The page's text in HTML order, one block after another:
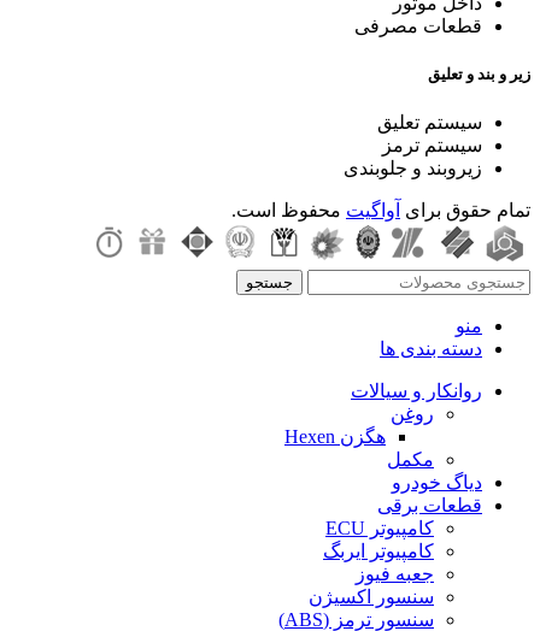
قطعات مصرفی
زیر و بند و تعلیق
سیستم تعلیق
سیستم ترمز
زیروبند و جلوبندی
تمام حقوق برای آواگیت محفوظ است.
جستجو
منو
دسته بندی ها
روانکار و سیالات
روغن
هگزن Hexen
مکمل
دیاگ خودرو
قطعات برقی
کامپیوتر ECU
کامپیوتر ایربگ
جعبه فیوز
سنسور اکسیژن
سنسور ترمز (ABS)